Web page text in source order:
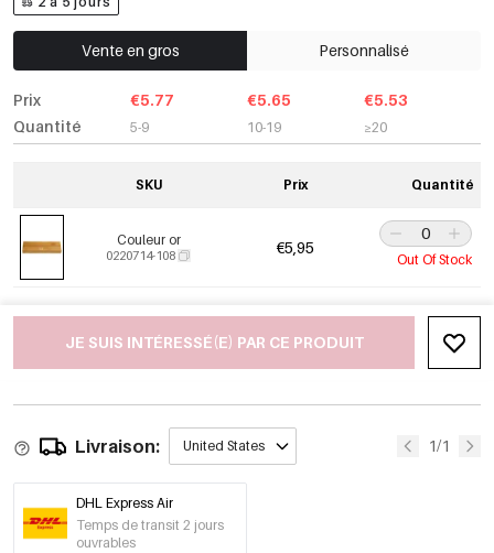
Vente en gros Personnalisé
Prix
Quantité
€5.77
5-9
€5.65
10-19
€5.53
≥20
SKU Prix Quantité
Couleur or
0220714-108 €5,95
Out Of Stock
JE SUIS INTÉRESSÉ(E) PAR CE PRODUIT
Livraison: United States 1/1
DHL Express Air
Temps de transit 2 jours
ouvrables